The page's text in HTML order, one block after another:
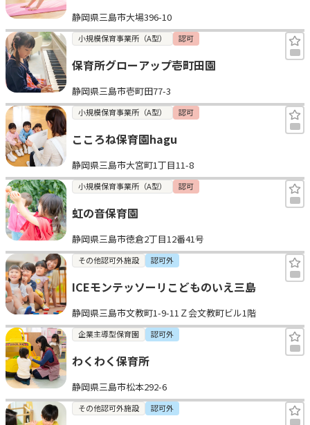
静岡県三島市大場396-10
小規模保育事業所（A型） 認可
保育所グローアップ壱町田園
静岡県三島市壱町田77-3
小規模保育事業所（A型） 認可
こころね保育園hagu
静岡県三島市大宮町1丁目11-8
小規模保育事業所（A型） 認可
虹の音保育園
静岡県三島市徳倉2丁目12番41号
その他認可外施設 認可外
ICEモンテッソーリこどものいえ三島
静岡県三島市文教町1-9-11Ｚ会文教町ビル1階
企業主導型保育園 認可外
わくわく保育所
静岡県三島市松本292-6
その他認可外施設 認可外